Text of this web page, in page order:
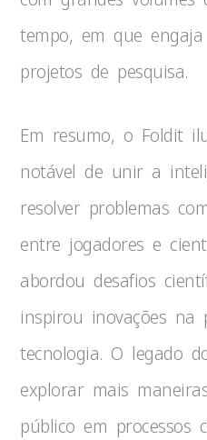
tempo, em que
projetos de pesquisa.
Em resumo, o Foldit
notável de unir a
resolver problemas
entre jogadores e
abordou desafios
inspirou inovações na
tecnologia. O legado
explorar mais
público em processos